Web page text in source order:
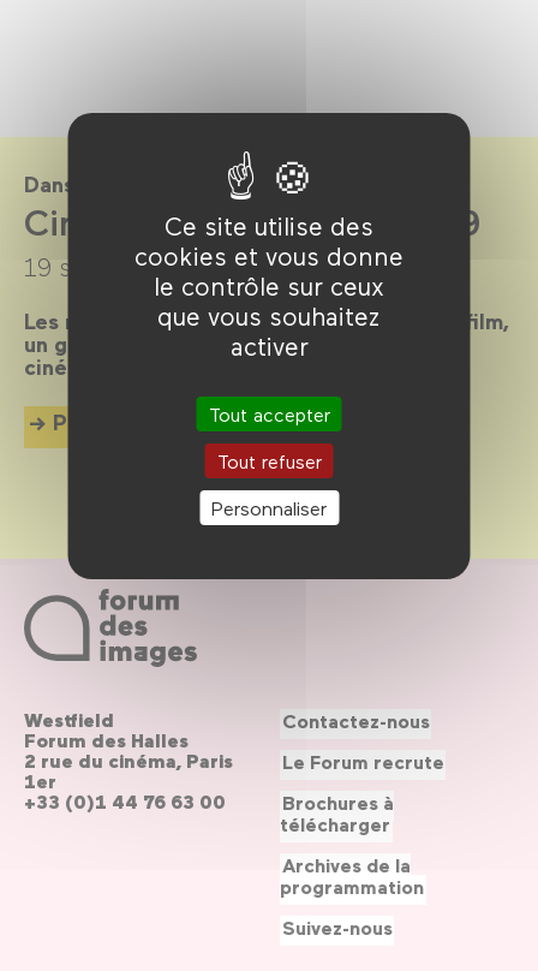
Ce site utilise des
cookies et vous donne
le contrôle sur ceux
que vous souhaitez
activer
Tout accepter
Tout refuser
Personnaliser
Dans le cadre de
CinéKids saison 2018-2019
19 septembre 2018 → 30 juin 2019
Les mercredis et dimanches après-midi, un film,
un goûter et des animations pour tous les
cinéphiles en herbe de 18 mois à 8 ans !
Plus d'info
Westfield
Forum des Halles
2 rue du cinéma, Paris
1er
+33 (0)1 44 76 63 00
Contactez-nous
Le Forum recrute
Brochures à
télécharger
Archives de la
programmation
Suivez-nous